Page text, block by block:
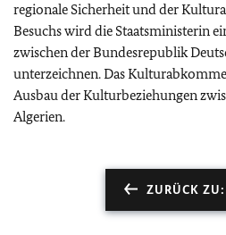
regionale Sicherheit und der
Besuchs wird die Staatsministerin
zwischen der Bundesrepublik
unterzeichnen. Das
Ausbau der Kulturbeziehungen
Algerien.
ZURÜCK